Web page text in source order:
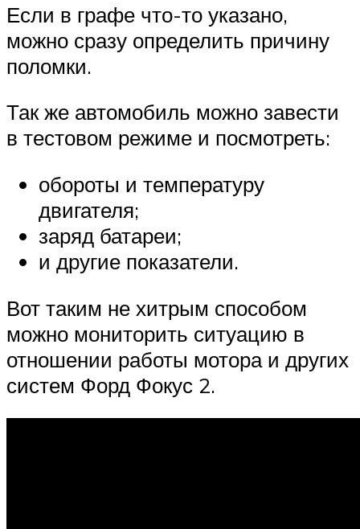
Если в графе что-то указано,
можно сразу определить причину
поломки.
Так же автомобиль можно завести
в тестовом режиме и посмотреть:
обороты и температуру
двигателя;
заряд батареи;
и другие показатели.
Вот таким не хитрым способом
можно мониторить ситуацию в
отношении работы мотора и других
систем Форд Фокус 2.